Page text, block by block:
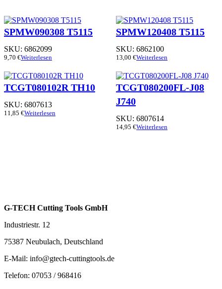
SPMW090308 T5115
SKU: 6862099
9,70 €Weiterlesen
SPMW120408 T5115
SKU: 6862100
13,00 €Weiterlesen
TCGT080102R TH10
SKU: 6807613
11,85 €Weiterlesen
TCGT080200FL-J08
J740
SKU: 6807614
14,95 €Weiterlesen
G-TECH Cutting Tools GmbH
Industriestr. 12
75387 Neubulach, Deutschland
E-Mail: info@gtech-cuttingtools.de
Telefon: 07053 / 968416